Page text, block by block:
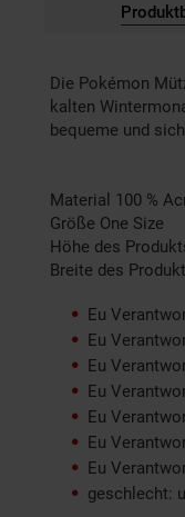
Die Pokémon
kalten
bequeme und
Material 100 %
Größe One Size
Höhe des
Breite des
Eu
Eu
Eu
Eu
Eu
Eu
Eu
geschlecht: